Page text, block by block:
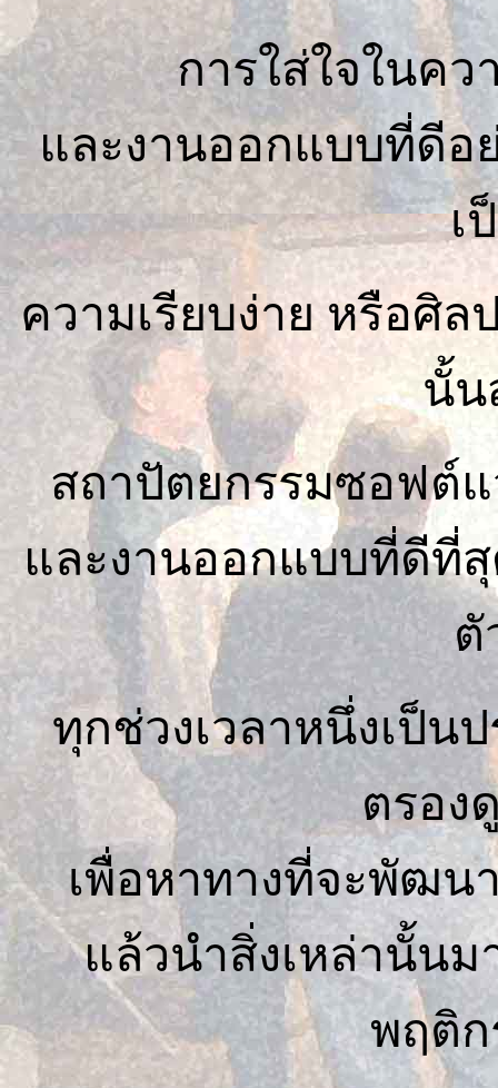
การใส่ใจในคว
และงานออกแบบที่ดีอ
เ
ความเรียบง่าย หรือศิล
นั้น
สถาปัตยกรรมซอฟต์
และงานออกแบบที่ดีที่
ตั
ทุกช่วงเวลาหนึ่งเป็น
ตรอง
เพื่อหาทางที่จะพัฒน
แล้วนำสิ่งเหล่านั้นม
พฤติ